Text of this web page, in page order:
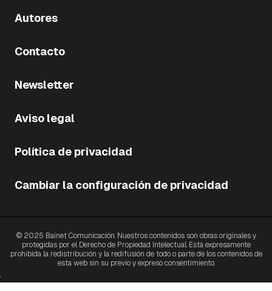
Autores
Contacto
Newsletter
Aviso legal
Política de privacidad
Cambiar la configuración de privacidad
© 2025 Bainet Comunicación. Nuestros contenidos son obras originales y
protegidas por el Derecho de Propiedad Intelectual. Está expresamente
prohibida la redistribución y la redifusión de todo o parte de los contenidos de
esta web sin su previo y expreso consentimiento.